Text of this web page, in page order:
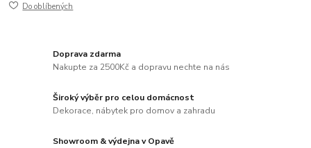
Do oblíbených
Doprava zdarma
Nakupte za 2500Kč a dopravu nechte na nás
Široký výběr pro celou domácnost
Dekorace, nábytek pro domov a zahradu
Showroom & výdejna v Opavě